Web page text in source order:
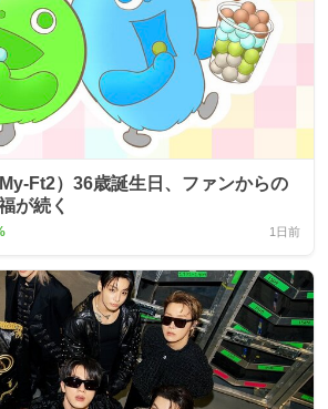
Ft2）36歳誕生日、ファンからの
が続く
1日前